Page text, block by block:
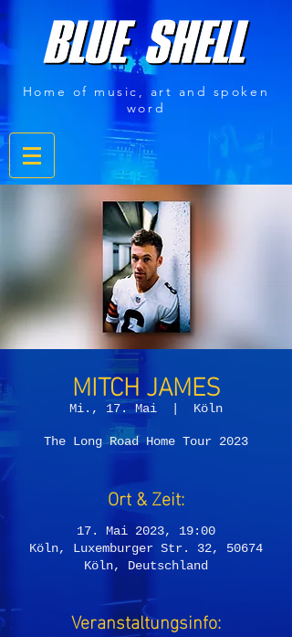
Home of music, art and spoken
word
MITCH JAMES
Mi., 17. Mai Köln
The Long Road Home Tour 2023
Ort & Zeit:
17. Mai 2023, 19:00
Köln, Luxemburger Str. 32, 50674
Köln, Deutschland
Veranstaltungsinfo: